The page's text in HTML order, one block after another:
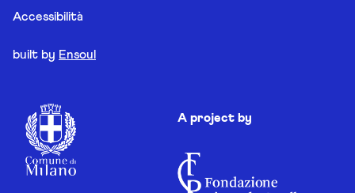
Accessibilità
built by Ensoul
A project by